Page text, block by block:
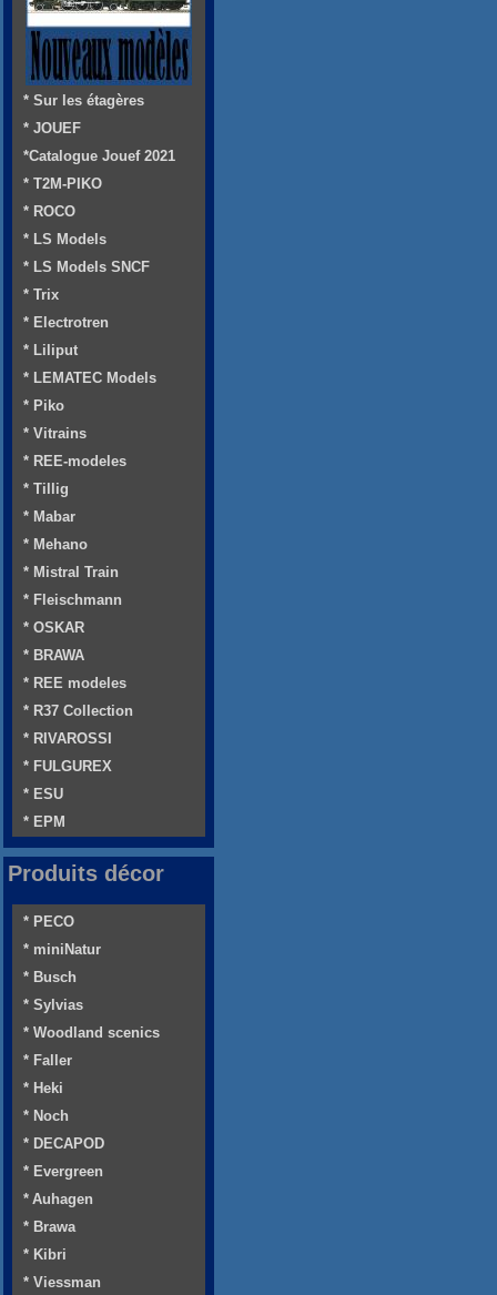
* Sur les étagères
* JOUEF
*Catalogue Jouef 2021
* T2M-PIKO
* ROCO
* LS Models
* LS Models SNCF
* Trix
* Electrotren
* Liliput
* LEMATEC Models
* Piko
* Vitrains
* REE-modeles
* Tillig
* Mabar
* Mehano
* Mistral Train
* Fleischmann
* OSKAR
* BRAWA
* REE modeles
* R37 Collection
* RIVAROSSI
* FULGUREX
* ESU
* EPM
Produits décor
* PECO
* miniNatur
* Busch
* Sylvias
* Woodland scenics
* Faller
* Heki
* Noch
* DECAPOD
* Evergreen
* Auhagen
* Brawa
* Kibri
* Viessman